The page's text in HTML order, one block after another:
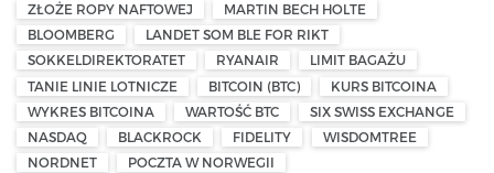
ZŁOŻE ROPY NAFTOWEJ
MARTIN BECH HOLTE
BLOOMBERG
LANDET SOM BLE FOR RIKT
SOKKELDIREKTORATET
RYANAIR
LIMIT BAGAŻU
TANIE LINIE LOTNICZE
BITCOIN (BTC)
KURS BITCOINA
WYKRES BITCOINA
WARTOŚĆ BTC
SIX SWISS EXCHANGE
NASDAQ
BLACKROCK FIDELITY
WISDOMTREE
NORDNET
POCZTA W NORWEGII